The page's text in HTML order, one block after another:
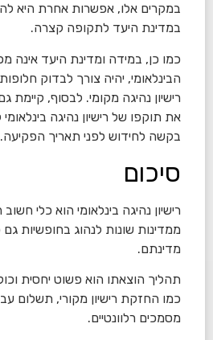
במקרים אלו, אפשרות אחרת היא
במדינת היעד לתקופה קצרה.
כמו כן, במידה ומדינת היעד אינה
הבינלאומי, יהיה צורך לבדוק
רישיון נהיגה מקומי. לבסוף,
את תוקפו של רישיון נהיגה
בקשה לחידוש לפני תאריך הפקיעה.
סיכום
רישיון נהיגה בינלאומי הוא כלי
ממדינות שונות לנהוג בחופשיות
מדינתם.
תהליך הוצאתו הוא פשוט יחסית
כמו החזקת רישיון מקורי, תשלום
מסמכים רלוונטיים.